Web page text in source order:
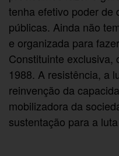
tenha efetivo poder de
públicas. Ainda não
e organizada para
Constituinte exclusiva,
1988. A resistência, a
reinvenção da
mobilizadora da
sustentação para a